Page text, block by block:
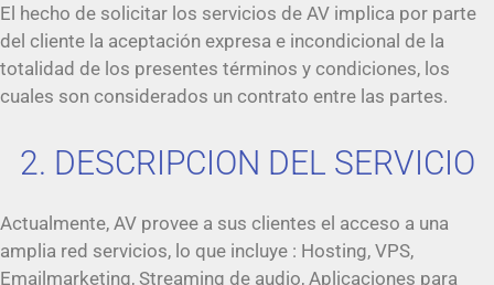
El hecho de solicitar los servicios de AV implica por parte
del cliente la aceptación expresa e incondicional de la
totalidad de los presentes términos y condiciones, los
cuales son considerados un contrato entre las partes.
2. DESCRIPCION DEL SERVICIO
Actualmente, AV provee a sus clientes el acceso a una
amplia red servicios, lo que incluye : Hosting, VPS,
Emailmarketing, Streaming de audio, Aplicaciones para